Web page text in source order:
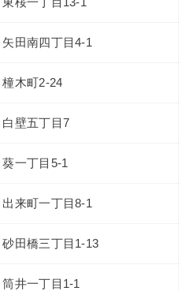
矢田南四丁目4-1
橦木町2-24
白壁五丁目7
葵一丁目5-1
出来町一丁目8-1
砂田橋三丁目1-13
筒井一丁目1-1